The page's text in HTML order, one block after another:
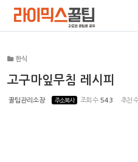
한식
고구마잎무침 레시피
꿀팁관리소장 주소복사 조회 수 543 추천
Sketchbook5,
Sketchbook5,